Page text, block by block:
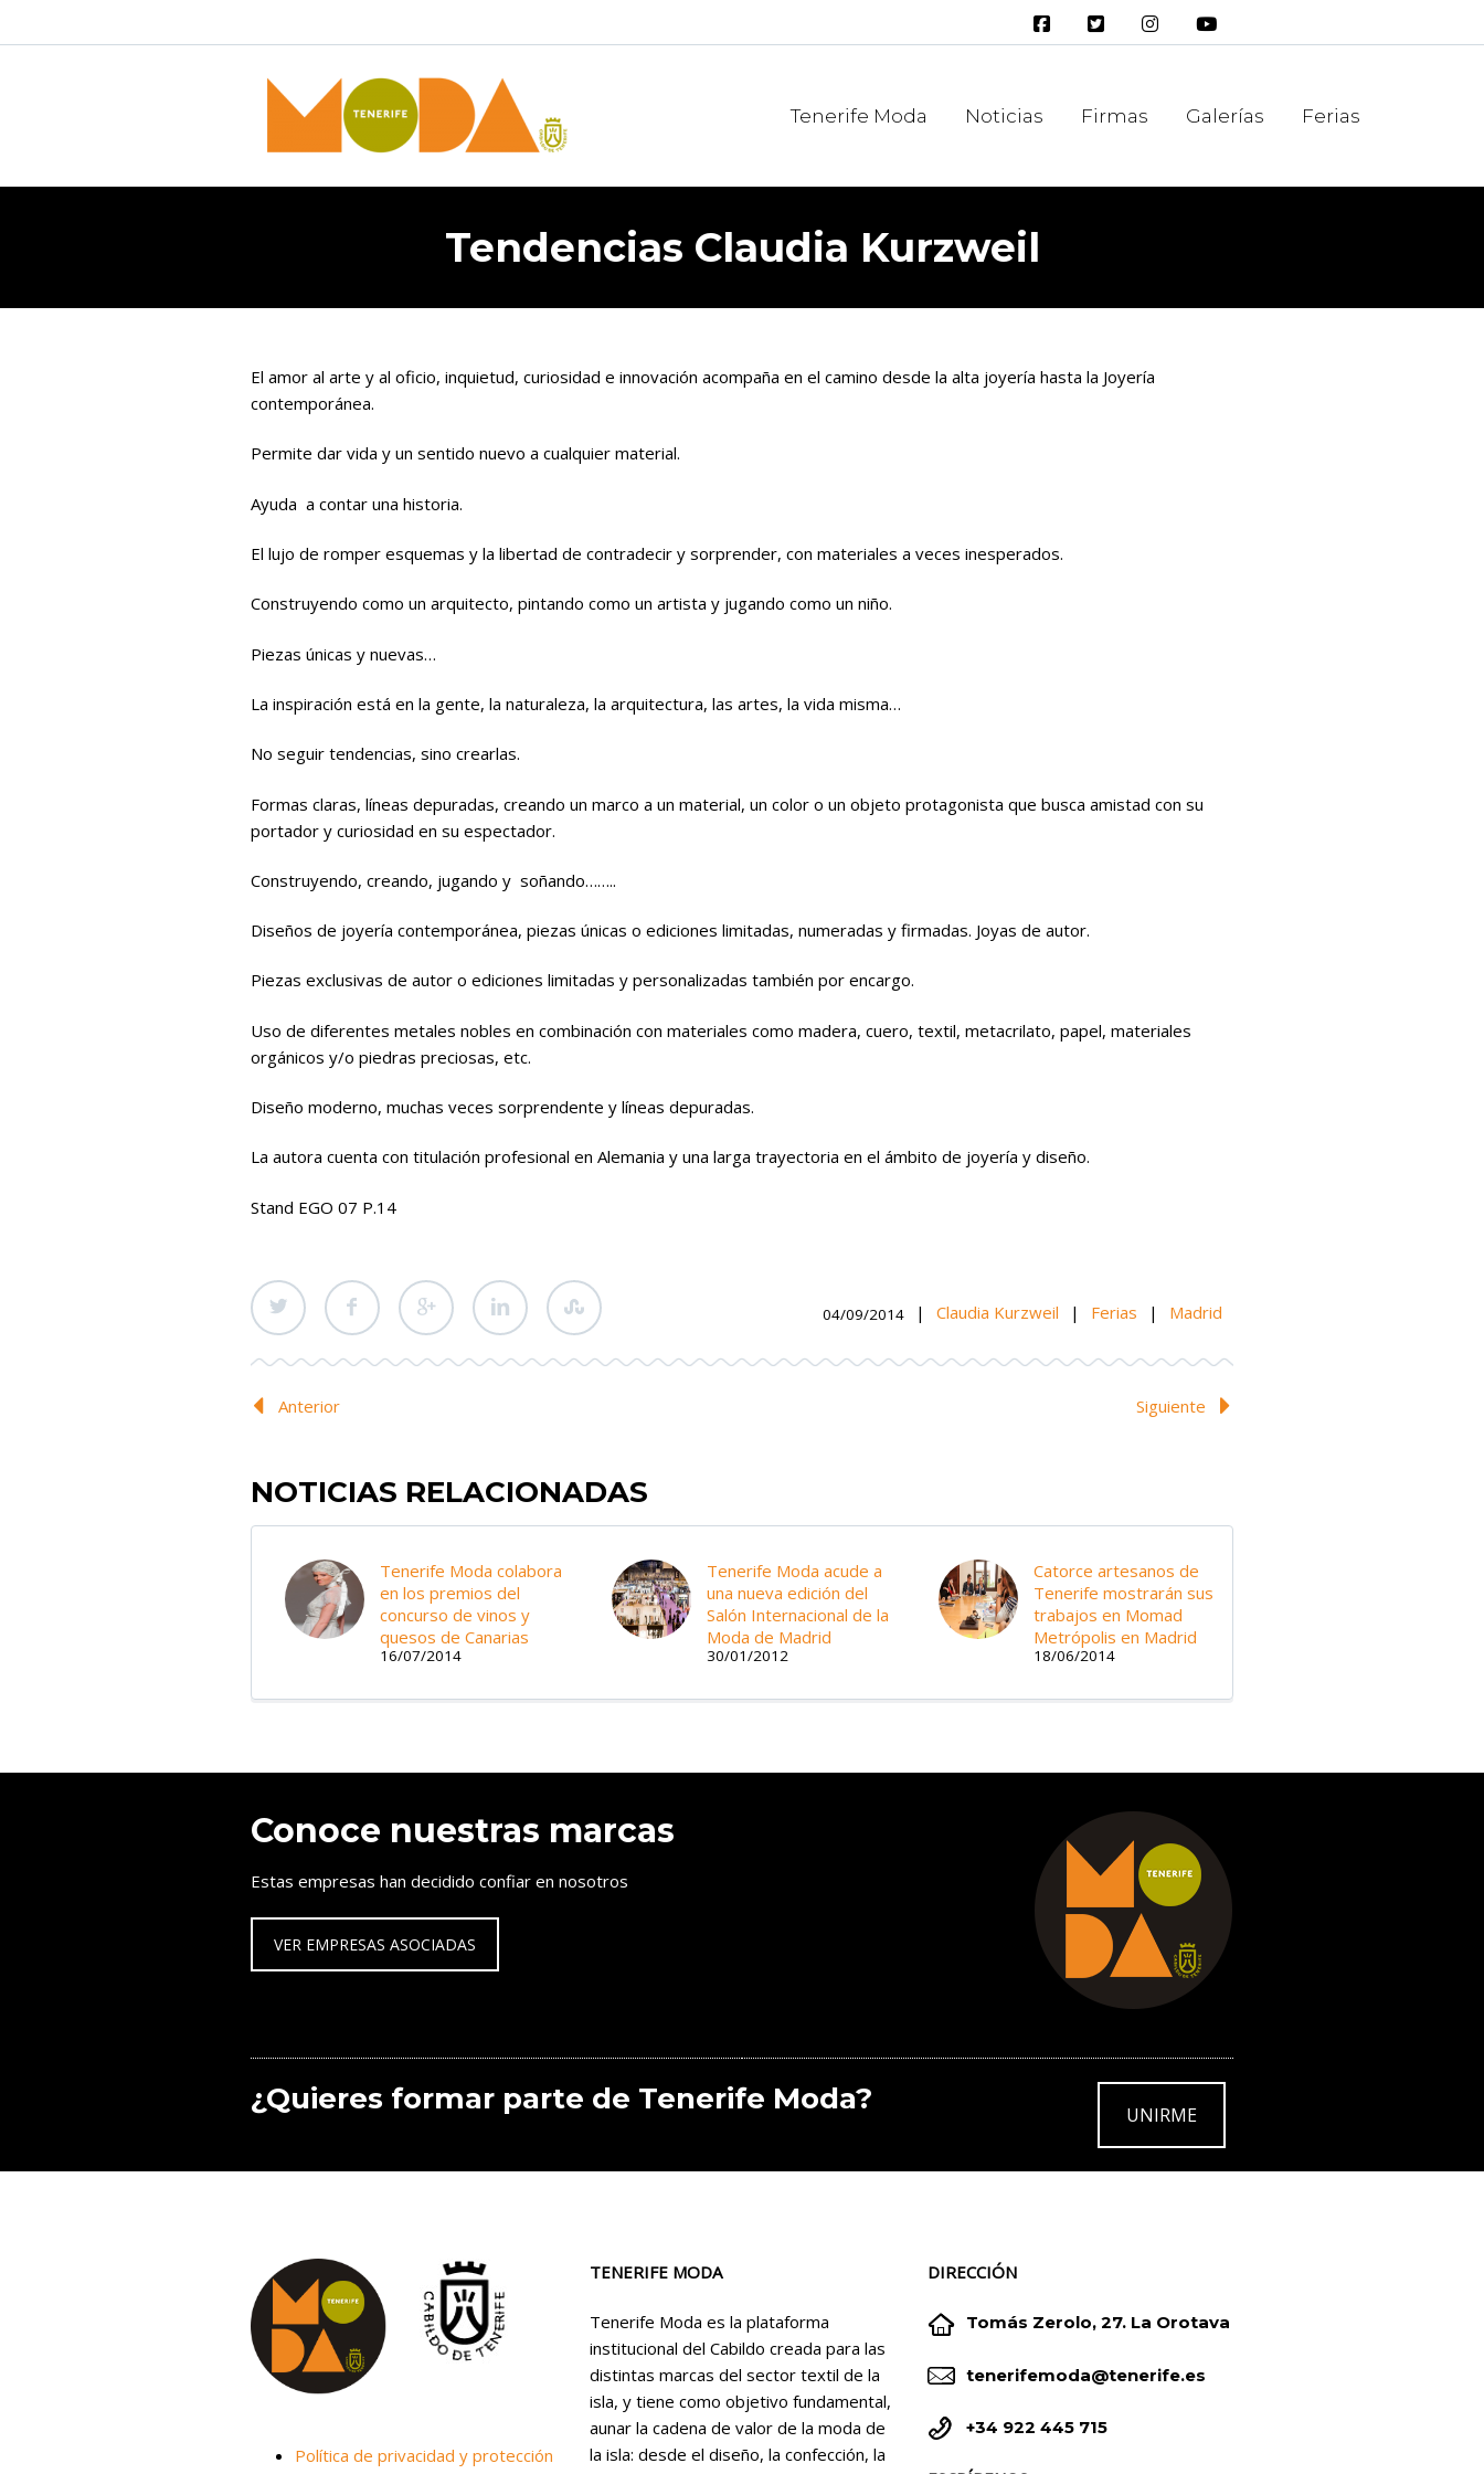
Tenerife Moda Noticias Firmas Galerías Ferias
Tendencias Claudia Kurzweil
El amor al arte y al oficio, inquietud, curiosidad e innovación acompaña en el camino desde la alta joyería hasta la Joyería
contemporánea.
Permite dar vida y un sentido nuevo a cualquier material.
Ayuda a contar una historia.
El lujo de romper esquemas y la libertad de contradecir y sorprender, con materiales a veces inesperados.
Construyendo como un arquitecto, pintando como un artista y jugando como un niño.
Piezas únicas y nuevas…
La inspiración está en la gente, la naturaleza, la arquitectura, las artes, la vida misma…
No seguir tendencias, sino crearlas.
Formas claras, líneas depuradas, creando un marco a un material, un color o un objeto protagonista que busca amistad con su
portador y curiosidad en su espectador.
Construyendo, creando, jugando y soñando……..
Diseños de joyería contemporánea, piezas únicas o ediciones limitadas, numeradas y firmadas. Joyas de autor.
Piezas exclusivas de autor o ediciones limitadas y personalizadas también por encargo.
Uso de diferentes metales nobles en combinación con materiales como madera, cuero, textil, metacrilato, papel, materiales
orgánicos y/o piedras preciosas, etc.
Diseño moderno, muchas veces sorprendente y líneas depuradas.
La autora cuenta con titulación profesional en Alemania y una larga trayectoria en el ámbito de joyería y diseño.
Stand EGO 07 P.14
04/09/2014 | Claudia Kurzweil | Ferias | Madrid
Anterior Siguiente
NOTICIAS RELACIONADAS
Tenerife Moda colabora
en los premios del
concurso de vinos y
quesos de Canarias
16/07/2014
Tenerife Moda acude a
una nueva edición del
Salón Internacional de la
Moda de Madrid
30/01/2012
Catorce artesanos de
Tenerife mostrarán sus
trabajos en Momad
Metrópolis en Madrid
18/06/2014
Conoce nuestras marcas
Estas empresas han decidido confiar en nosotros
VER EMPRESAS ASOCIADAS
¿Quieres formar parte de Tenerife Moda? UNIRME
Política de privacidad y protección
TENERIFE MODA
Tenerife Moda es la plataforma
institucional del Cabildo creada para las
distintas marcas del sector textil de la
isla, y tiene como objetivo fundamental,
aunar la cadena de valor de la moda de
la isla: desde el diseño, la confección, la
DIRECCIÓN

 Tomás Zerolo, 27. La Orotava

 tenerifemoda@tenerife.es

 +34 922 445 715